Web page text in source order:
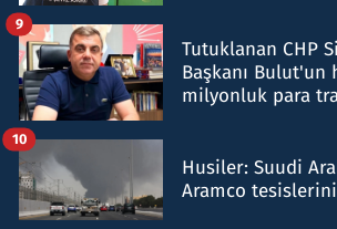
Tutuklanan CHP
Başkanı Bulut'un
milyonluk para
9
Husiler: Suudi
Aramco
10